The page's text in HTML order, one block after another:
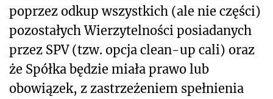
poprzez odkup wszystkich (ale nie części)
pozostałych Wierzytelności posiadanych
przez SPV (tzw. opcja clean-up cali) oraz
że Spółka będzie miała prawo lub
obowiązek, z zastrzeżeniem spełnienia